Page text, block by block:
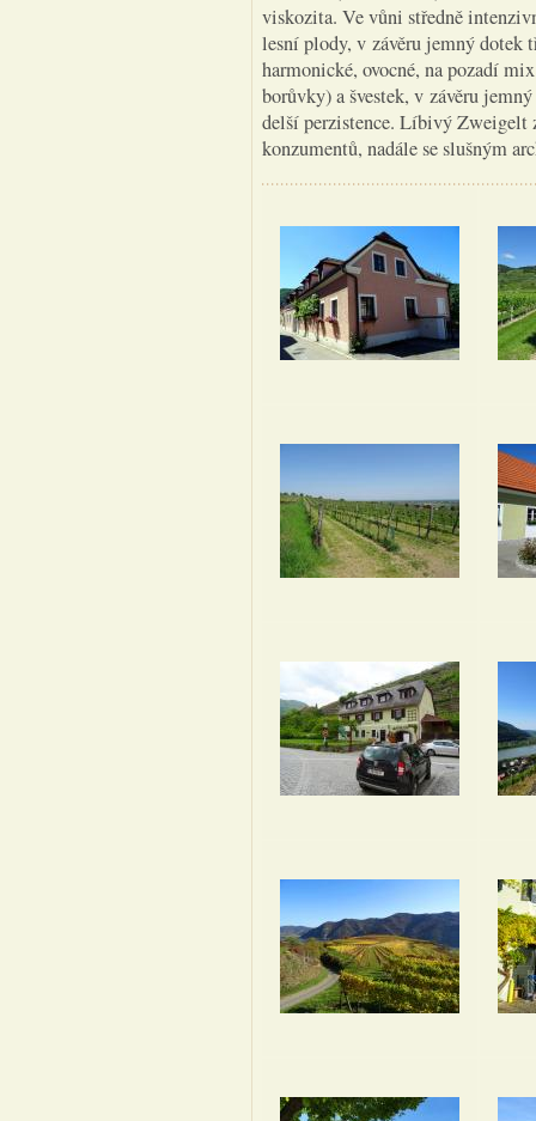
viskozita. Ve vůni středně
lesní plody, v závěru jemný dotek
harmonické, ovocné, na pozadí
borůvky) a švestek, v závěru
delší perzistence. Líbivý Zweigelt
konzumentů, nadále se slušným